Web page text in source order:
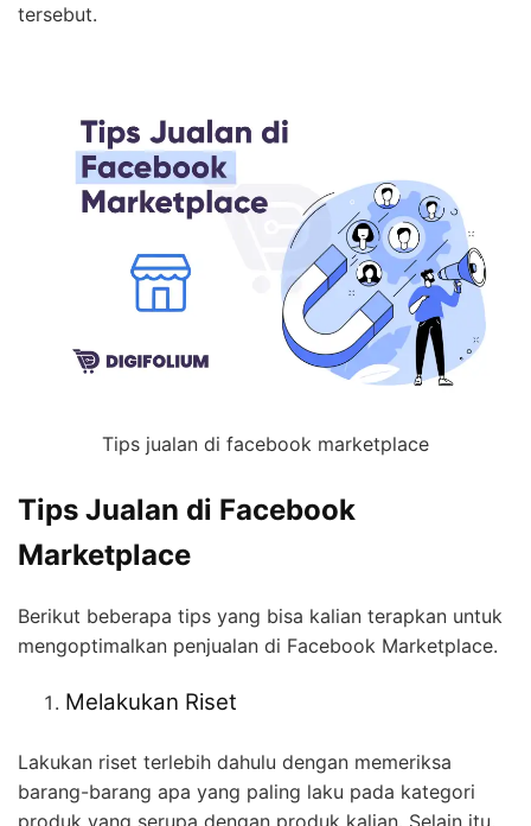
tersebut.
Tips jualan di facebook marketplace
Tips Jualan di Facebook
Marketplace
Berikut beberapa tips yang bisa kalian terapkan untuk
mengoptimalkan penjualan di Facebook Marketplace.
Melakukan Riset
Lakukan riset terlebih dahulu dengan memeriksa
barang-barang apa yang paling laku pada kategori
produk yang serupa dengan produk kalian. Selain itu,